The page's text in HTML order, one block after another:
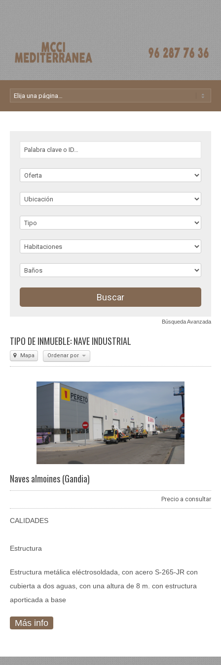
Búsqueda Avanzada
TIPO DE INMUEBLE: NAVE INDUSTRIAL
Mapa Ordenar por
Naves almoines (Gandia)
Precio a consultar
CALIDADES
Estructura
Estructura metálica eléctrosoldada, con acero S-265-JR con
cubierta a dos aguas, con una altura de 8 m. con estructura
aporticada a base
Más info